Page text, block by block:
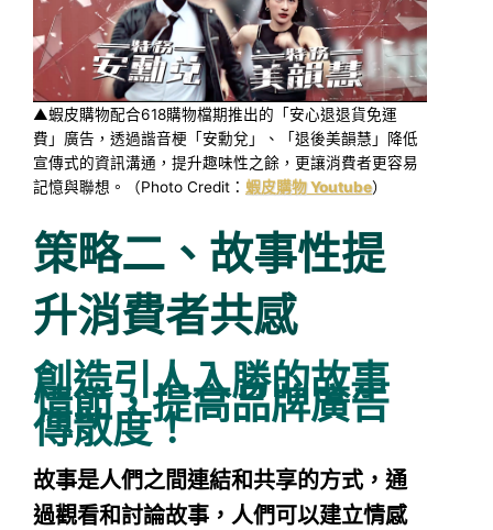
▲蝦皮購物配合618購物檔期推出的「安心退退貨免運
費」廣告，透過諧音梗「安勳兌」、「退後美韻慧」降低
宣傳式的資訊溝通，提升趣味性之餘，更讓消費者更容易
記憶與聯想。（Photo Credit： 蝦皮購物 Youtube）
策略二、故事性提
升消費者共感
創造引人入勝的故事
情節，提高品牌廣告
傳散度！
故事是人們之間連結和共享的方式，通
過觀看和討論故事，人們可以建立情感